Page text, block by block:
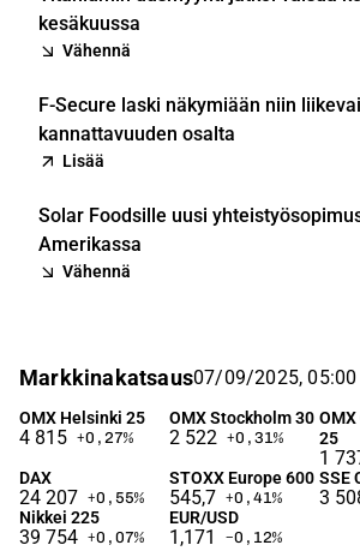
kesäkuussa
Vähennä
F-Secure laski näkymiään niin
kannattavuuden osalta
Lisää
Solar Foodsille uusi
Amerikassa
Vähennä
Markkinakatsaus07/09/2025, 05:00
OMX Helsinki 25
4 815 +0,27%
OMX Stockholm 30
2 522 +0,31 %
25
1
DAX
24 207 +0,55%
STOXX Europe 600
545,7 +0,41 %
SSE
3
Nikkei 225
39 754 +0,07%
EUR/USD
1,171 −0,12%